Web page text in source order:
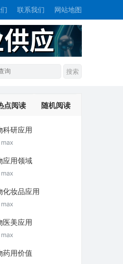
联系我们 网站地图
点阅读 随机阅读
科研应用
max
应用领域
max
化妆品应用
max
医美应用
max
药用价值